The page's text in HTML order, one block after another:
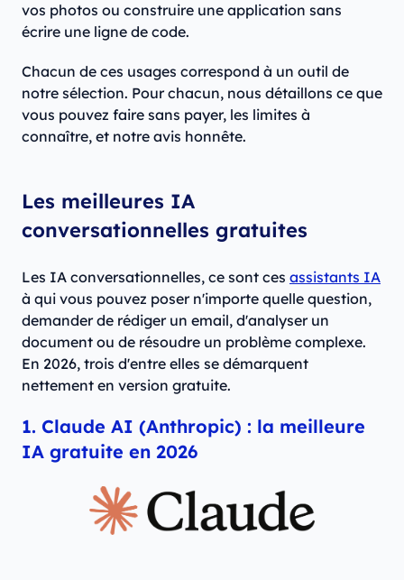
vos photos ou construire une application sans
écrire une ligne de code.
Chacun de ces usages correspond à un outil de
notre sélection. Pour chacun, nous détaillons ce que
vous pouvez faire sans payer, les limites à
connaître, et notre avis honnête.
Les meilleures IA
conversationnelles gratuites
Les IA conversationnelles, ce sont ces assistants IA
à qui vous pouvez poser n'importe quelle question,
demander de rédiger un email, d'analyser un
document ou de résoudre un problème complexe.
En 2026, trois d'entre elles se démarquent
nettement en version gratuite.
1. Claude AI (Anthropic) : la meilleure
IA gratuite en 2026